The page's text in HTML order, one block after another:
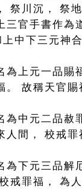
祭川沉， 祭
三官手書作為
中下三元神合
為上元一品賜
。 故稱天官賜
為中元二品赦
人間， 校戒罪
為下元三品解
戒罪福， 為人